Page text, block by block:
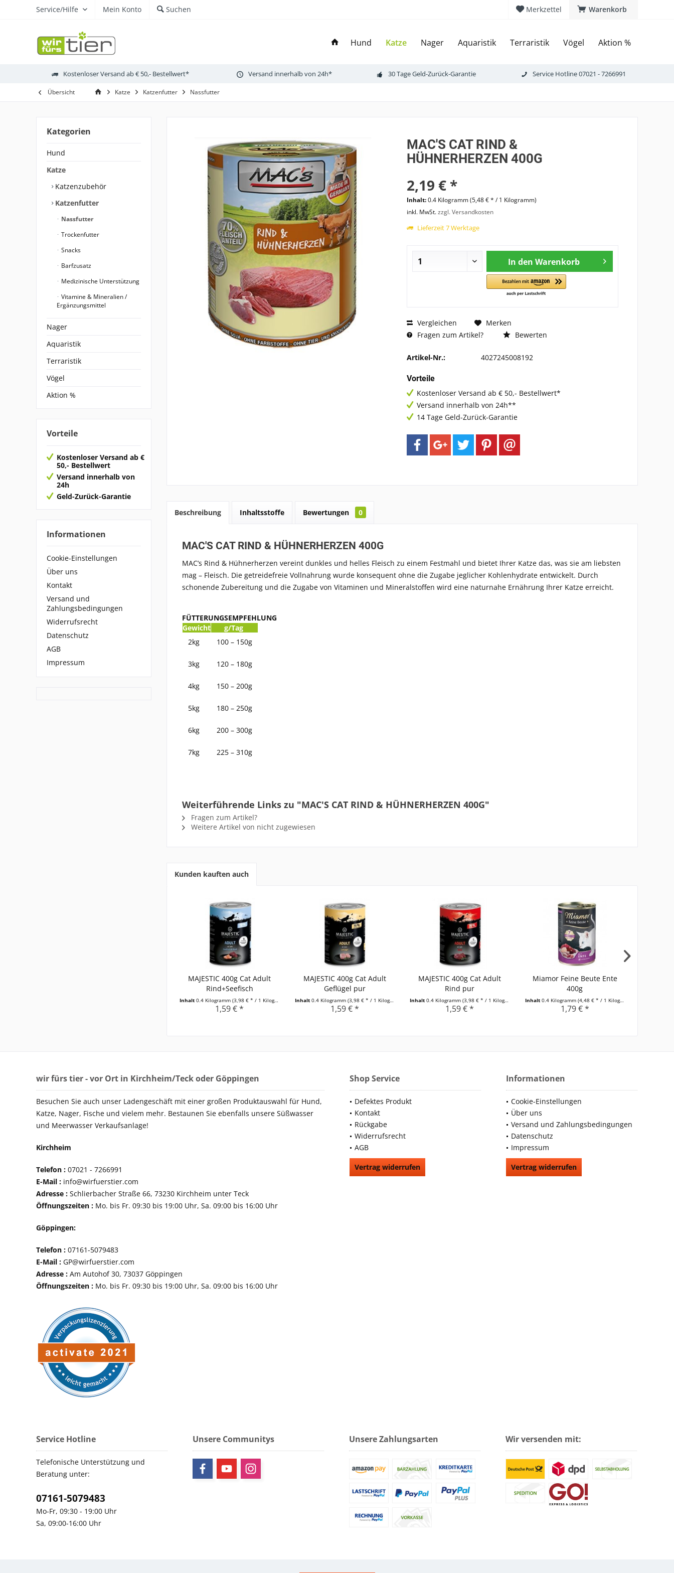
Warenkorb
Merkzettel
Service/Hilfe Mein Konto Suchen
Hund Katze Nager Aquaristik Terraristik Vögel Aktion %
Kostenloser Versand ab € 50,- Bestellwert* Versand innerhalb von 24h* 30 Tage Geld-Zurück-Garantie Service Hotline 07021 - 7266991
Übersicht Katze Katzenfutter Nassfutter
Kategorien
Hund
Katze
Katzenzubehör
Katzenfutter
Nassfutter
Trockenfutter
Snacks
Barfzusatz
Medizinische Unterstützung
Vitamine & Mineralien /
Ergänzungsmittel
Nager
Aquaristik
Terraristik
Vögel
Aktion %
Vorteile
Kostenloser Versand ab €
50,- Bestellwert
Versand innerhalb von
24h
Geld-Zurück-Garantie
Informationen
Cookie-Einstellungen
Über uns
Kontakt
Versand und
Zahlungsbedingungen
Widerrufsrecht
Datenschutz
AGB
Impressum
MAC'S CAT RIND &
HÜHNERHERZEN 400G
2,19 € *
Inhalt:0.4 Kilogramm (5,48 € * / 1 Kilogramm)
inkl. MwSt.zzgl. Versandkosten
Lieferzeit 7 Werktage
In den Warenkorb
Vergleichen
Merken
Fragen zum Artikel?
Bewerten
Artikel-Nr.: 4027245008192
Vorteile
Kostenloser Versand ab € 50,- Bestellwert*
Versand innerhalb von 24h**
14 Tage Geld-Zurück-Garantie
Beschreibung Inhaltsstoffe Bewertungen 0
MAC'S CAT RIND & HÜHNERHERZEN 400G
MAC’s Rind & Hühnerherzen vereint dunkles und helles Fleisch zu einem Festmahl und bietet Ihrer Katze das, was sie am liebsten
mag – Fleisch. Die getreidefreie Vollnahrung wurde konsequent ohne die Zugabe jeglicher Kohlenhydrate entwickelt. Durch
schonende Zubereitung und die Zugabe von Vitaminen und Mineralstoffen wird eine naturnahe Ernährung Ihrer Katze erreicht.
FÜTTERUNGSEMPFEHLUNG
Gewicht
g/Tag
2kg
3kg
4kg
5kg
6kg
7kg
100 – 150g
120 – 180g
150 – 200g
180 – 250g
200 – 300g
225 – 310g
Weiterführende Links zu "MAC'S CAT RIND & HÜHNERHERZEN 400G"
Fragen zum Artikel?
Weitere Artikel von nicht zugewiesen
Kunden kauften auch
MAJESTIC 400g Cat Adult
Rind+Seefisch
Inhalt 0.4 Kilogramm (3,98 € * / 1 Kilogramm)
1,59 € *
MAJESTIC 400g Cat Adult
Geflügel pur
Inhalt 0.4 Kilogramm (3,98 € * / 1 Kilogramm)
1,59 € *
MAJESTIC 400g Cat Adult
Rind pur
Inhalt 0.4 Kilogramm (3,98 € * / 1 Kilogramm)
1,59 € *
Miamor Feine Beute Ente
400g
Inhalt 0.4 Kilogramm (4,48 € * / 1 Kilogramm)
1,79 € *
wir fürs tier - vor Ort in Kirchheim/Teck oder Göppingen
Besuchen Sie auch unser Ladengeschäft mit einer großen Produktauswahl für Hund,
Katze, Nager, Fische und vielem mehr. Bestaunen Sie ebenfalls unsere Süßwasser
und Meerwasser Verkaufsanlage!
Kirchheim
Telefon : 07021 - 7266991
E-Mail : info@wirfuerstier.com
Adresse : Schlierbacher Straße 66, 73230 Kirchheim unter Teck
Öffnungszeiten : Mo. bis Fr. 09:30 bis 19:00 Uhr, Sa. 09:00 bis 16:00 Uhr
Göppingen:
Telefon : 07161-5079483
E-Mail : GP@wirfuerstier.com
Adresse : Am Autohof 30, 73037 Göppingen
Öffnungszeiten : Mo. bis Fr. 09:30 bis 19:00 Uhr, Sa. 09:00 bis 16:00 Uhr
Shop Service
Defektes Produkt
Kontakt
Rückgabe
Widerrufsrecht
AGB
Vertrag widerrufen
Informationen
Cookie-Einstellungen
Über uns
Versand und Zahlungsbedingungen
Datenschutz
Impressum
Vertrag widerrufen
Service Hotline
Telefonische Unterstützung und
Beratung unter:
07161-5079483
Mo-Fr, 09:30 - 19:00 Uhr
Sa, 09:00-16:00 Uhr
Unsere Communitys Unsere Zahlungsarten Wir versenden mit: